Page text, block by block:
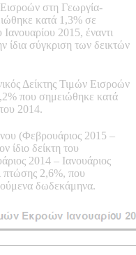
στη Γεωργία-
κατά 1,3% σε
Ιανουαρίου 2015, έναντι
ίδια σύγκριση των δεικτών
Δείκτης Τιμών Εισροών
που σημειώθηκε κατά
2014.
(Φεβρουάριος 2015 –
ίδιο δείκτη του
2014 – Ιανουάριος
πτώσης 2,6%, που
δωδεκάμηνα.